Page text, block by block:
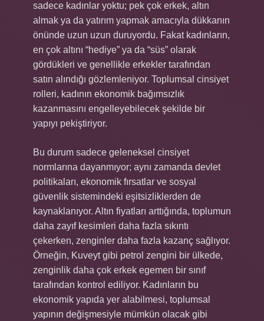
sadece kadınlar yoktu; pek çok erkek, altın
almak ya da yatırım yapmak amacıyla dükkanın
önünde uzun uzun duruyordu. Fakat kadınların,
en çok altını “hediye” ya da “süs” olarak
gördükleri ve genellikle erkekler tarafından
satın alındığı gözlemleniyor. Toplumsal cinsiyet
rolleri, kadının ekonomik bağımsızlık
kazanmasını engelleyebilecek şekilde bir
yapıyı pekiştiriyor.
Bu durum sadece geleneksel cinsiyet
normlarına dayanmıyor; aynı zamanda devlet
politikaları, ekonomik fırsatlar ve sosyal
güvenlik sistemindeki eşitsizliklerden de
kaynaklanıyor. Altın fiyatları arttığında, toplumun
daha zayıf kesimleri daha fazla sıkıntı
çekerken, zenginler daha fazla kazanç sağlıyor.
Örneğin, Kuveyt gibi petrol zengini bir ülkede,
zenginlik daha çok erkek egemen bir sınıf
tarafından kontrol ediliyor. Kadınların bu
ekonomik yapıda yer alabilmesi, toplumsal
yapının değişmesiyle mümkün olacak gibi